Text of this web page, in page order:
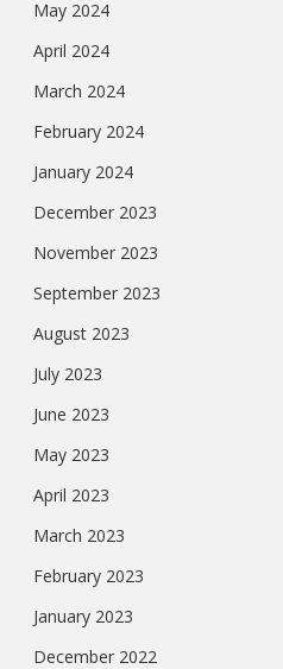
May 2024
April 2024
March 2024
February 2024
January 2024
December 2023
November 2023
September 2023
August 2023
July 2023
June 2023
May 2023
April 2023
March 2023
February 2023
January 2023
December 2022